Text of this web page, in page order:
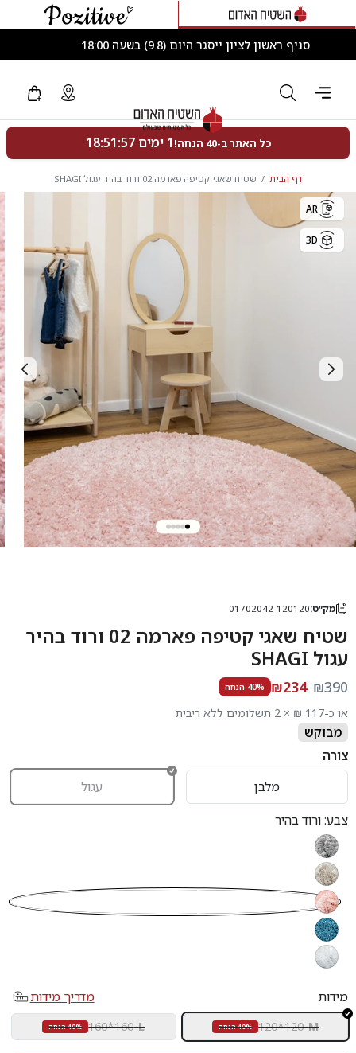
סניף ראשון לציון ייסגר היום (9.8) בשעה 18:00
דף הבית שטיח שאגי קטיפה פארמה 02 ורוד בהיר עגול SHAGI
AR
3D
מק״ט:01702042-120120
שטיח שאגי קטיפה פארמה 02 ורוד בהיר
עגול SHAGI
₪390
₪234 40% הנחה
או כ-117 ₪ × 2 תשלומים ללא ריבית
מבוקש
צורה
מלבן
עגול
צבע:ורוד בהיר
אפור
בז׳
ורוד בהיר
כחול
מידות
מדריך מידות
M
-
120*120 40% הנחה L
-
160*160 40% הנחה